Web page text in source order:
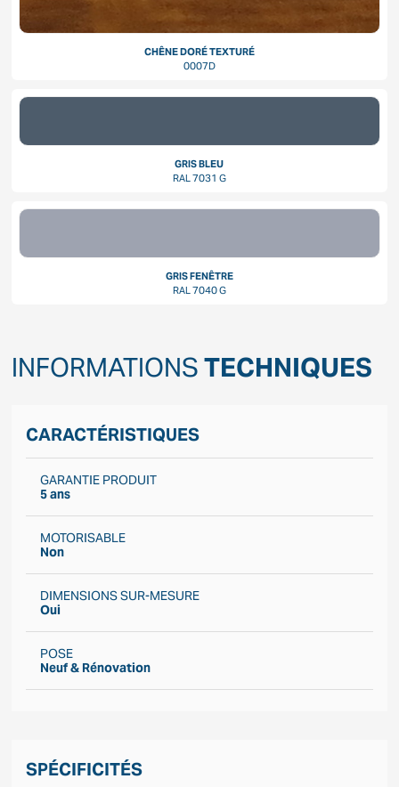
CHÊNE DORÉ TEXTURÉ
0007D
GRIS BLEU
RAL 7031 G
GRIS FENÊTRE
RAL 7040 G
INFORMATIONSTECHNIQUES
CARACTÉRISTIQUES
GARANTIE PRODUIT
5 ans
MOTORISABLE
Non
DIMENSIONS SUR-MESURE
Oui
POSE
Neuf & Rénovation
SPÉCIFICITÉS